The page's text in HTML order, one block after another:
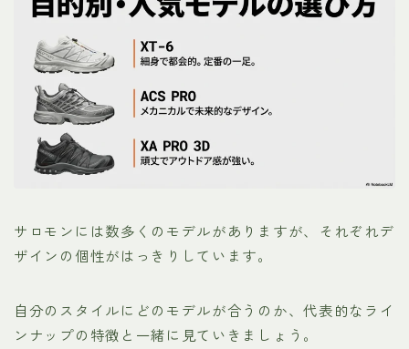
サロモンには数多くのモデルがありますが、それぞれデ
ザインの個性がはっきりしています。
自分のスタイルにどのモデルが合うのか、代表的なライ
ンナップの特徴と一緒に見ていきましょう。